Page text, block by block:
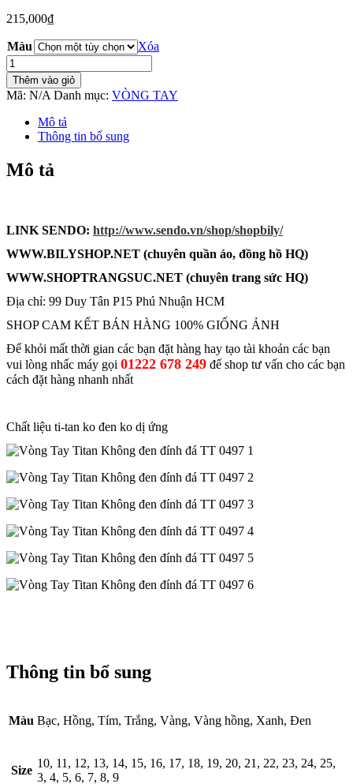
215,000₫
Màu
Xóa
Vòng
Tay
Titan
Không
đính
TT
0497
Thêm vào giỏ
Mã: N/A Danh mục: VÒNG TAY
Mô tả
Thông tin bổ sung
Mô tả
LINK SENDO: http://www.sendo.vn/shop/shopbily/
WWW.BILYSHOP.NET (chuyên quần áo, đồng hồ HQ)
WWW.SHOPTRANGSUC.NET (chuyên trang sức HQ)
Địa chỉ: 99 Duy Tân P15 Phú Nhuận HCM
SHOP CAM KẾT BÁN HÀNG 100% GIỐNG ẢNH
Để khỏi mất thời gian các bạn đặt hàng hay tạo tài khoản các bạn
vui lòng nhấc máy gọi 01222 678 249 để shop tư vấn cho các bạn
cách đặt hàng nhanh nhất
Chất liệu ti-tan ko đen ko dị ứng
Thông tin bổ sung
Màu Bạc, Hồng, Tím, Trắng, Vàng, Vàng hồng, Xanh, Đen
Size
10, 11, 12, 13, 14, 15, 16, 17, 18, 19, 20, 21, 22, 23, 24, 25,
3, 4, 5, 6, 7, 8, 9